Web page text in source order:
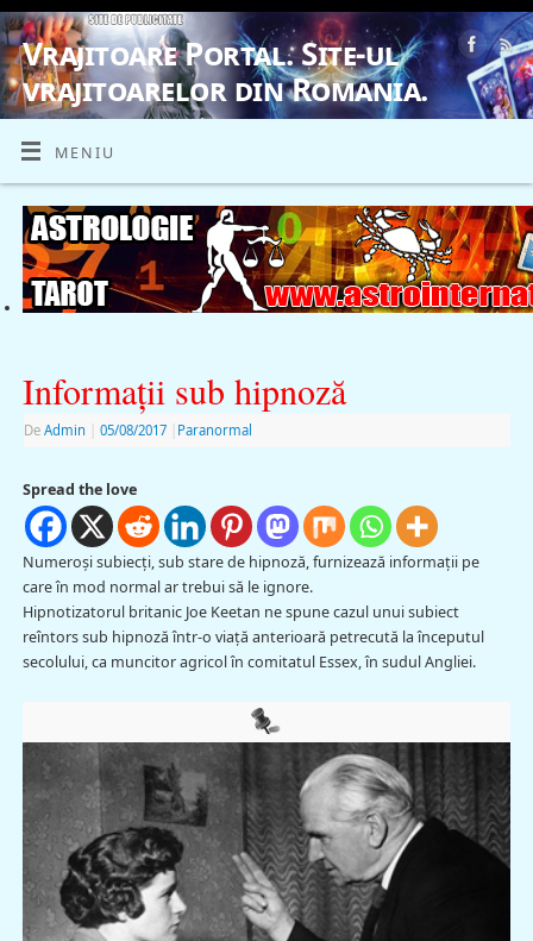
Vrajitoare Portal. Site-ul
vrajitoarelor din Romania.
VRAJITOARE, VRAJITOARELE, VRAJITOARE
MENIU
Informaţii sub hipnoză
De Admin 05/08/2017 Paranormal
Spread the love
Numeroşi subiecţi, sub stare de hipnoză, furnizează informaţii pe
care în mod normal ar trebui să le ignore.
Hipnotizatorul britanic Joe Keetan ne spune cazul unui subiect
reîntors sub hipnoză într-o viaţă anterioară petrecută la începutul
secolului, ca muncitor agricol în comitatul Essex, în sudul Angliei.